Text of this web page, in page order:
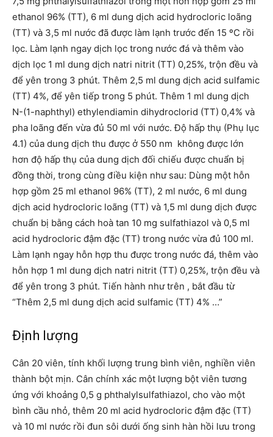
ethanol 96% (TT), 6 ml dung dịch acid hydrocloric loãng
(TT) và 3,5 ml nước đã được làm lạnh trước đến 15 ºC rồi
lọc. Làm lạnh ngay dịch lọc trong nước đá và thêm vào
dịch lọc 1 ml dung dịch natri nitrit (TT) 0,25%, trộn đều và
để yên trong 3 phút. Thêm 2,5 ml dung dịch acid sulfamic
(TT) 4%, để yên tiếp trong 5 phút. Thêm 1 ml dung dịch
N-(1-naphthyl) ethylendiamin dihydroclorid (TT) 0,4% và
pha loãng đến vừa đủ 50 ml với nước. Độ hấp thụ (Phụ lục
4.1) của dung dịch thu được ở 550 nm không được lớn
hơn độ hấp thụ của dung dịch đối chiếu được chuẩn bị
đồng thời, trong cùng điều kiện như sau: Dùng một hỗn
hợp gồm 25 ml ethanol 96% (TT), 2 ml nước, 6 ml dung
dịch acid hydrocloric loãng (TT) và 1,5 ml dung dịch được
chuẩn bị bằng cách hoà tan 10 mg sulfathiazol và 0,5 ml
acid hydrocloric đậm đặc (TT) trong nước vừa đủ 100 ml.
Làm lạnh ngay hỗn hợp thu được trong nước đá, thêm vào
hỗn hợp 1 ml dung dịch natri nitrit (TT) 0,25%, trộn đều và
để yên trong 3 phút. Tiến hành như trên , bắt đầu từ
“Thêm 2,5 ml dung dịch acid sulfamic (TT) 4% …”
Định lượng
Cân 20 viên, tính khối lượng trung bình viên, nghiền viên
thành bột mịn. Cân chính xác một lượng bột viên tương
ứng với khoảng 0,5 g phthalylsulfathiazol, cho vào một
bình cầu nhỏ, thêm 20 ml acid hydrocloric đậm đặc (TT)
và 10 ml nước rồi đun sôi dưới ống sinh hàn hồi lưu trong